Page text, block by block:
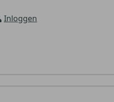
Inloggen